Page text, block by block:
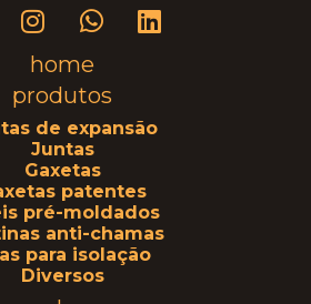
home
produtos
de expansão
Juntas
Gaxetas
patentes
pré-moldados
anti-chamas
para isolação
Diversos